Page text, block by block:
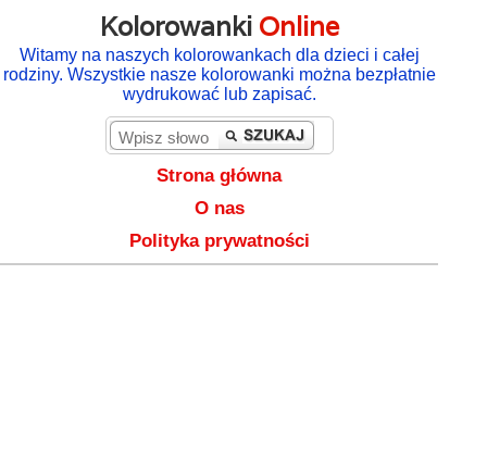
Kolorowanki Online
Witamy na naszych kolorowankach dla dzieci i całej
rodziny. Wszystkie nasze kolorowanki można bezpłatnie
wydrukować lub zapisać.
Strona główna
O nas
Polityka prywatności